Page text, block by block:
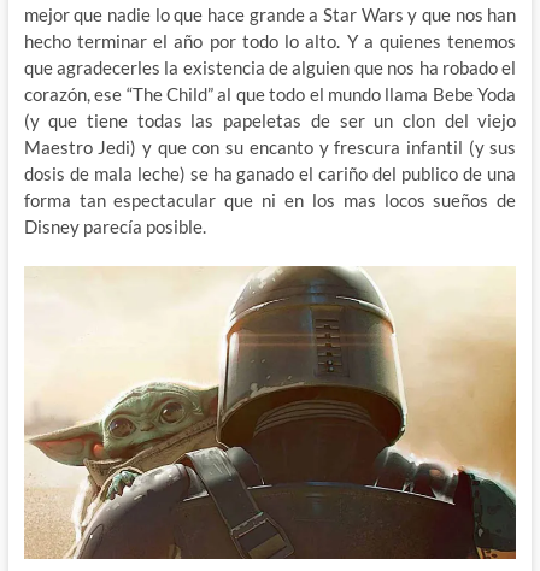
mejor que nadie lo que hace grande a Star Wars y que nos han
hecho terminar el año por todo lo alto. Y a quienes tenemos
que agradecerles la existencia de alguien que nos ha robado el
corazón, ese “The Child” al que todo el mundo llama Bebe Yoda
(y que tiene todas las papeletas de ser un clon del viejo
Maestro Jedi) y que con su encanto y frescura infantil (y sus
dosis de mala leche) se ha ganado el cariño del publico de una
forma tan espectacular que ni en los mas locos sueños de
Disney parecía posible.